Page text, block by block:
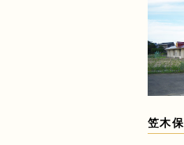
笠木